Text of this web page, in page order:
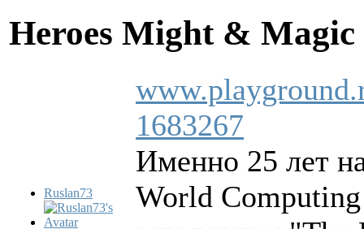
Heroes Might &
Ruslan73
1683267
Именно 25 лет
World Computing